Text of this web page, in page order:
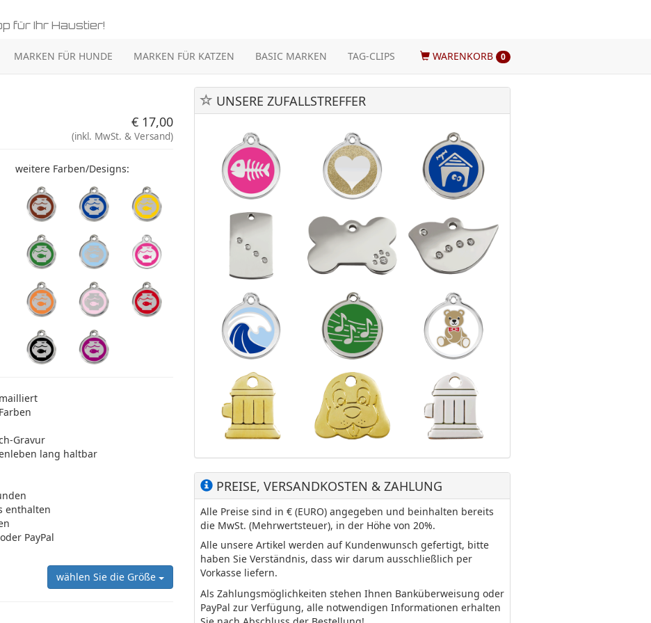
für Ihr Haustier!
MARKEN FÜR HUNDE MARKEN FÜR KATZEN BASIC MARKEN TAG-CLIPS WARENKORB 0
€ 17,00
(inkl. MwSt. & Versand)
weitere Farben/Designs:
Gravur
lang haltbar
enthalten
PayPal
wählen Sie die Größe
UNSERE ZUFALLSTREFFER
PREISE, VERSANDKOSTEN & ZAHLUNG
Alle Preise sind in € (EURO) angegeben und beinhalten bereits
die MwSt. (Mehrwertsteuer), in der Höhe von 20%.
Alle unsere Artikel werden auf Kundenwunsch gefertigt, bitte
haben Sie Verständnis, dass wir darum ausschließlich per
Vorkasse liefern.
Als Zahlungsmöglichkeiten stehen Ihnen Banküberweisung oder
PayPal zur Verfügung, alle notwendigen Informationen erhalten